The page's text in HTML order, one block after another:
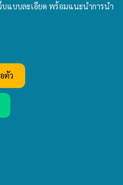
บแบบละเอียด พร้อมแนะนำการนำ
ตัว